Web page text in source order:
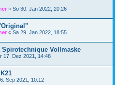
« So 30. Jan 2022, 20:26
« Sa 29. Jan 2022, 18:55
Vollmaske
17. Dez 2021, 14:48
Sep 2021, 10:12